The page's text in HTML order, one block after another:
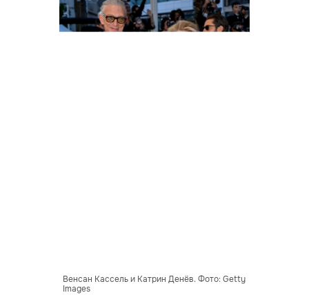
Венсан Кассель и Катрин Денёв. Фото: Getty
Images